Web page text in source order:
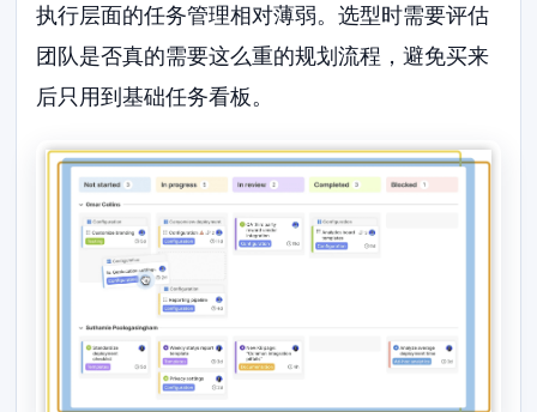
执行层面的任务管理相对薄弱。选型时需要评估
团队是否真的需要这么重的规划流程，避免买来
后只用到基础任务看板。